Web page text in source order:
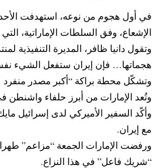
في أول هجوم من نوعه، استهدفت
الإشعاع، وفق السلطات الإماراتية،
وتقول دانيا ظافر، المديرة التنفيذية
هجماتها… فإن إيران ستفعل الشيء
وتشكّل محطة براكة “أكبر مصدر منفرد
وتُعد الإمارات من أبرز حلفاء واشنطن في
وأكّد السفير الأميركي لدى إسرائيل
مع إيران.
ورفضت الإمارات الجمعة “مزاعم”
“شريك فاعل” في هذا النزاع.